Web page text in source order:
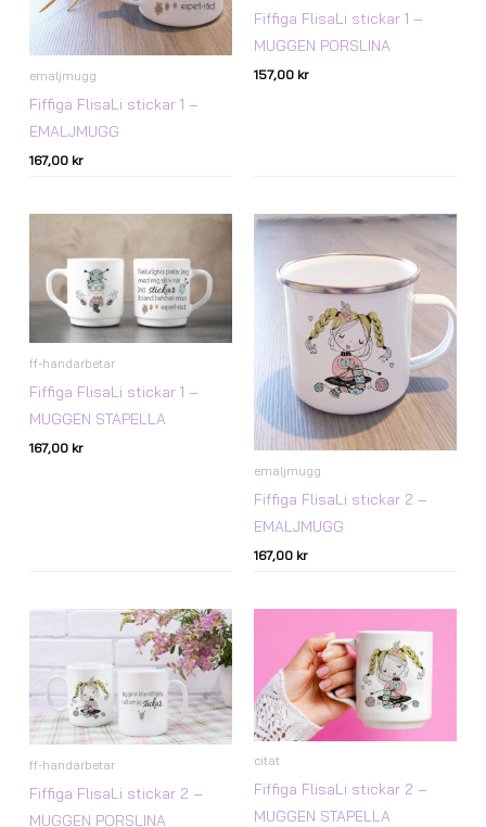
emaljmugg
Fiffiga FlisaLi stickar 1 –
EMALJMUGG
167,00 kr
Fiffiga FlisaLi stickar 1 –
MUGGEN PORSLINA
157,00 kr
ff-handarbetar
Fiffiga FlisaLi stickar 1 –
MUGGEN STAPELLA
167,00 kr
emaljmugg
Fiffiga FlisaLi stickar 2 –
EMALJMUGG
167,00 kr
ff-handarbetar
Fiffiga FlisaLi stickar 2 –
MUGGEN PORSLINA
citat
Fiffiga FlisaLi stickar 2 –
MUGGEN STAPELLA